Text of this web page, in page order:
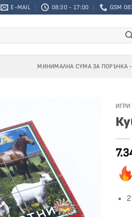
E-MAIL 08:30 - 17:00 GSM
МИНИМАЛНА СУМА ЗА ПОРЪЧКА -
ИГРИ